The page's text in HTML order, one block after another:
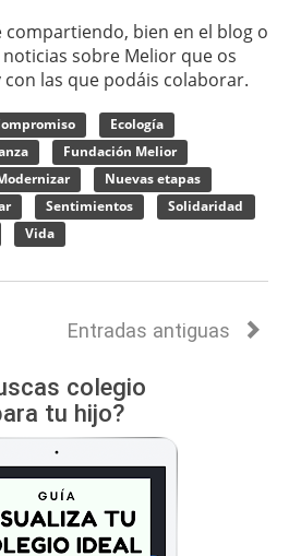
bien en el blog o
sobre Melior que os
las que podáis colaborar.
Ecología
Fundación Melior
Nuevas etapas
Sentimientos
Solidaridad
Vida
Entradas antiguas
colegio
tu hijo?